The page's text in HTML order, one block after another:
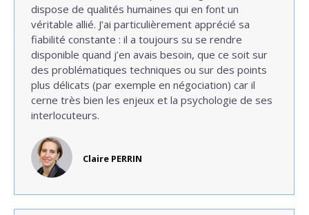
dispose de qualités humaines qui en font un
véritable allié. J’ai particulièrement apprécié sa
fiabilité constante : il a toujours su se rendre
disponible quand j’en avais besoin, que ce soit sur
des problématiques techniques ou sur des points
plus délicats (par exemple en négociation) car il
cerne très bien les enjeux et la psychologie de ses
interlocuteurs.
Claire PERRIN